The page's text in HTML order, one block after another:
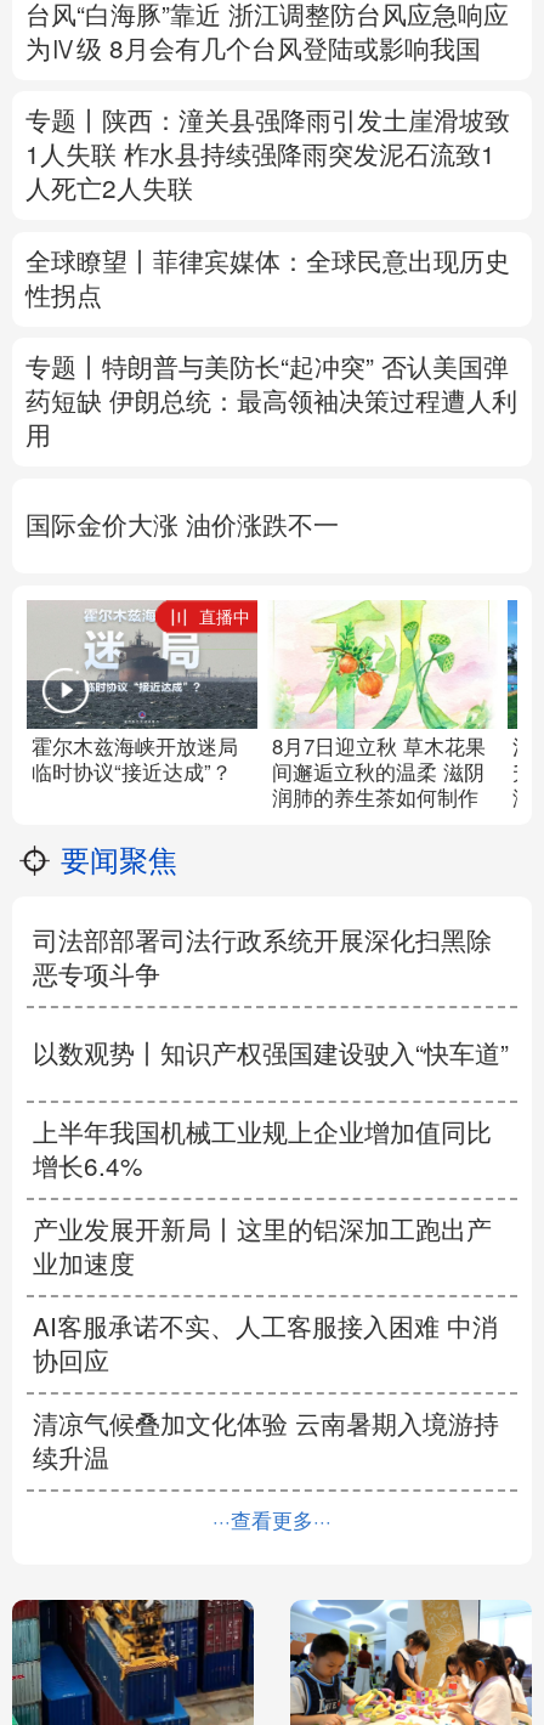
台风“白海豚”靠近 浙江调整防台风应急响应
为Ⅳ级 8月 会有几个台风登陆或影响我国
专题丨
陕西：潼关县强降雨引发土崖滑坡致
1人失联 柞水县持续强降雨突发泥石流致1
人死亡2人失联
全球瞭望丨菲律宾媒体：全球民意出现历史
性拐点
专题丨 特朗普与美防长“起冲突” 否认美国弹
药短缺 伊朗总统：最高领袖决策过程遭人利
用
国际金价大涨 油价涨跌不一
直播中
霍尔木兹海峡开放迷局
临时协议“接近达成”？
8月7日迎立秋 草木花果
间邂逅立秋的温柔 滋阴
润肺的养生茶如何制作
消
升
济
要闻聚焦
司法部部署司法行政系统开展深化扫黑除
恶专项斗争
以数观势丨知识产权强国建设驶入“快车道”
上半年我国机械工业规上企业增加值同比
增长6.4%
产业发展开新局丨 这里的铝深加工跑出产
业加速度
AI客服承诺不实、人工客服接入困难 中消
协回应
清凉气候叠加文化体验 云南暑期入境游持
续升温
···查看更多···